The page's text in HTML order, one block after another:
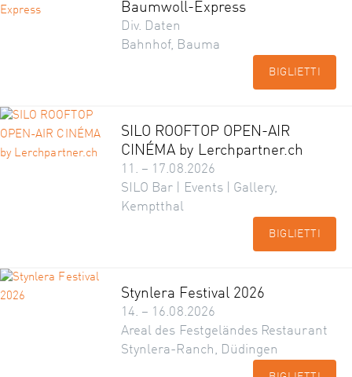
Baumwoll-Express
Div. Daten
Bahnhof, Bauma
BIGLIETTI
SILO ROOFTOP OPEN-AIR
CINÉMA by Lerchpartner.ch
11. – 17.08.2026
SILO Bar | Events | Gallery,
Kemptthal
BIGLIETTI
Stynlera Festival 2026
14. – 16.08.2026
Areal des Festgeländes Restaurant
Stynlera-Ranch, Düdingen